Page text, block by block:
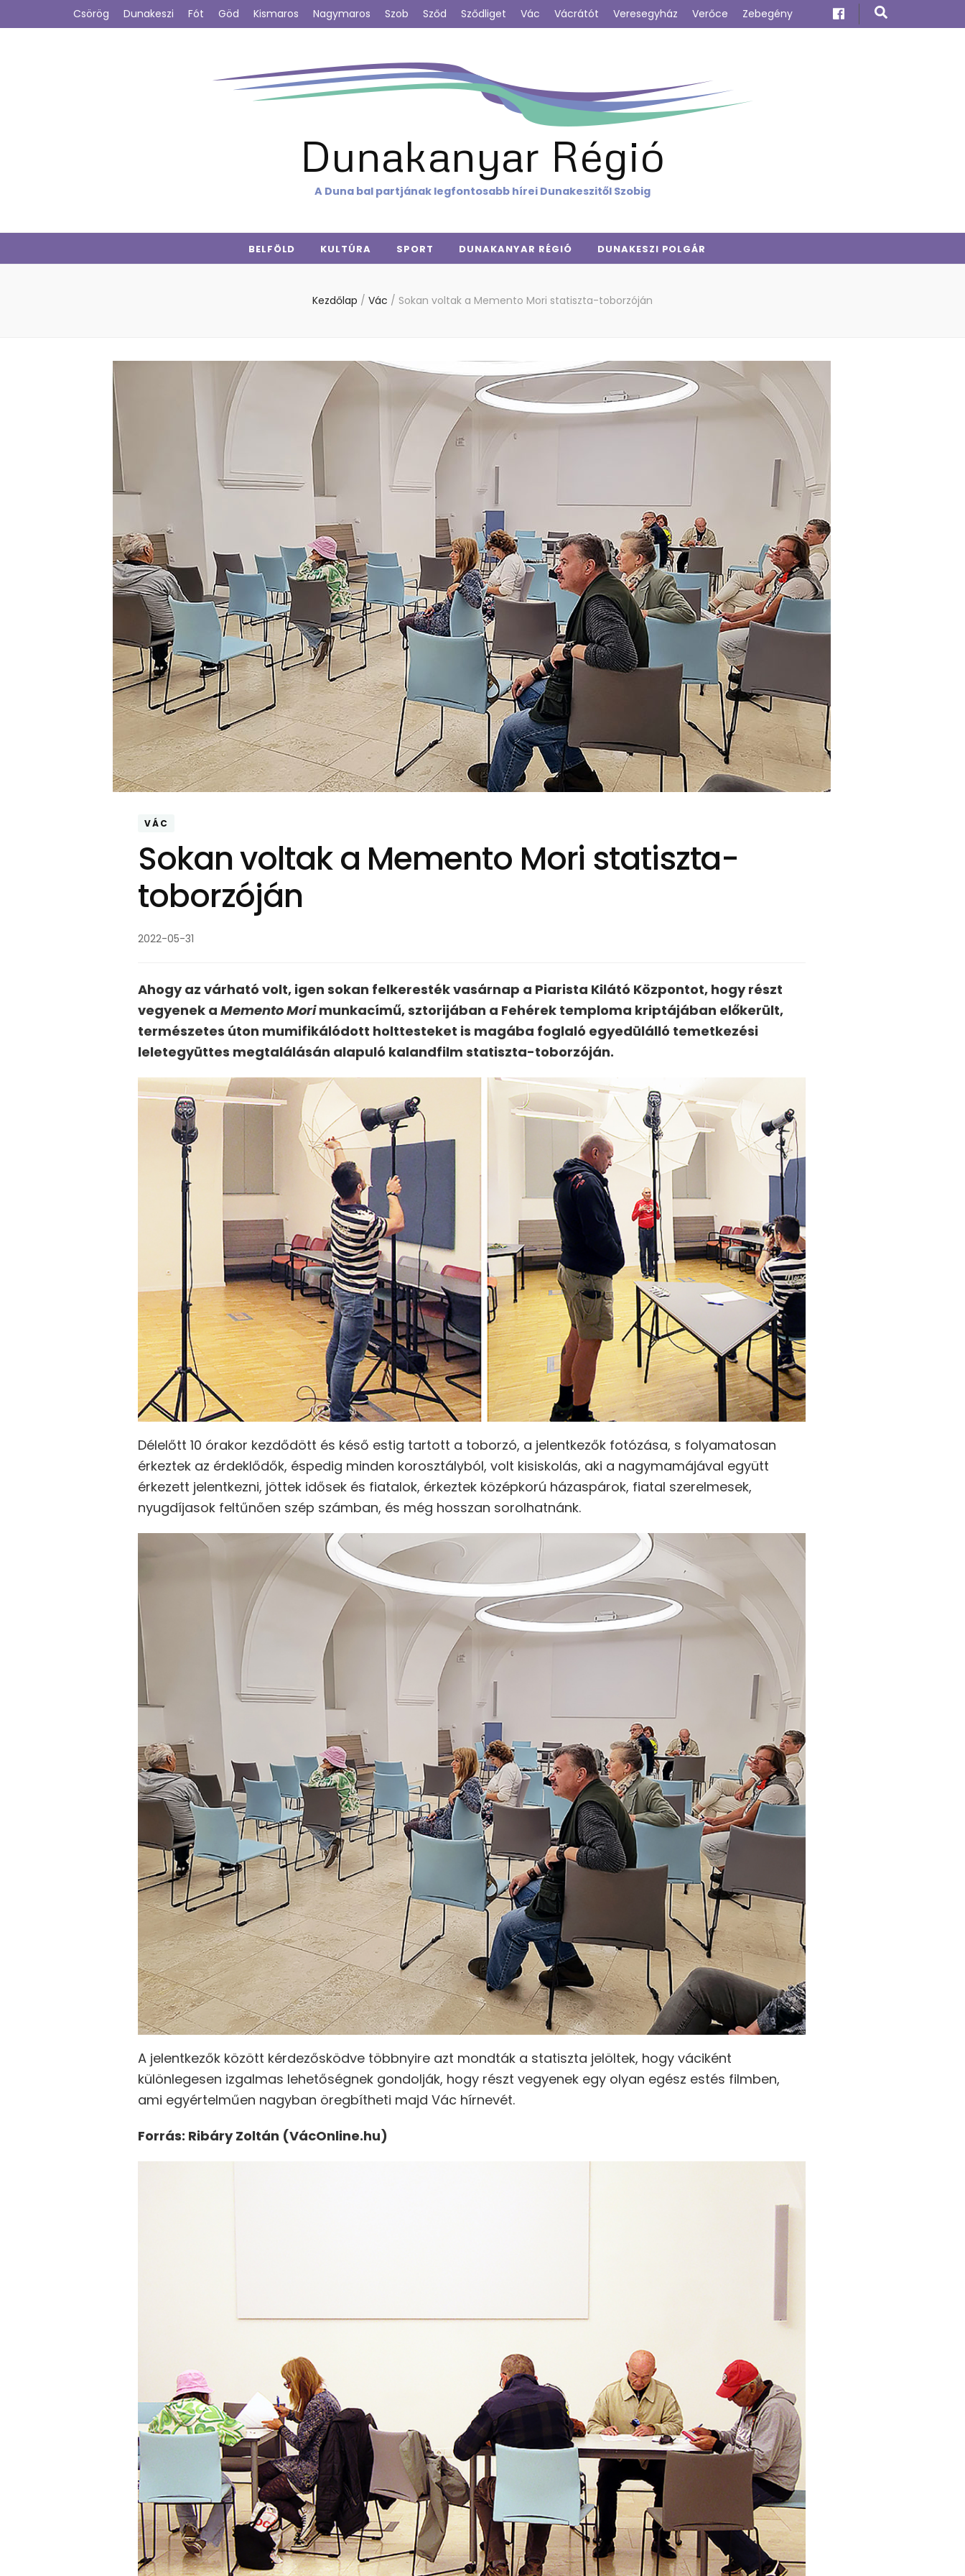
Csörög Dunakeszi Fót Göd Kismaros Nagymaros Szob Sződ Sződliget Vác Vácrátót Veresegyház Verőce Zebegény
Dunakanyar Régió
A Duna bal partjának legfontosabb hírei Dunakeszitől Szobig
BELFÖLD KULTÚRA SPORT DUNAKANYAR RÉGIÓ DUNAKESZI POLGÁR
Kezdőlap / Vác / Sokan voltak a Memento Mori statiszta-toborzóján
VÁC
Sokan voltak a Memento Mori statiszta-
toborzóján
2022-05-31
Ahogy az várható volt, igen sokan felkeresték vasárnap a Piarista Kilátó Központot, hogy részt
vegyenek a Memento Morimunkacímű, sztorijában a Fehérek temploma kriptájában előkerült,
természetes úton mumifikálódott holttesteket is magába foglaló egyedülálló temetkezési
leletegyüttes megtalálásán alapuló kalandfilm statiszta-toborzóján.
Délelőtt 10 órakor kezdődött és késő estig tartott a toborzó, a jelentkezők fotózása, s folyamatosan
érkeztek az érdeklődők, éspedig minden korosztályból, volt kisiskolás, aki a nagymamájával együtt
érkezett jelentkezni, jöttek idősek és fiatalok, érkeztek középkorú házaspárok, fiatal szerelmesek,
nyugdíjasok feltűnően szép számban, és még hosszan sorolhatnánk.
A jelentkezők között kérdezősködve többnyire azt mondták a statiszta jelöltek, hogy váciként
különlegesen izgalmas lehetőségnek gondolják, hogy részt vegyenek egy olyan egész estés filmben,
ami egyértelműen nagyban öregbítheti majd Vác hírnevét.
Forrás: Ribáry Zoltán (VácOnline.hu)